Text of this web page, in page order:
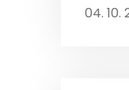
04. 10.